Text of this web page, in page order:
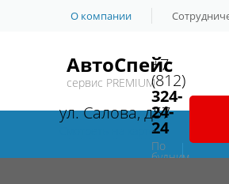
О компании
АвтоСпейс
сервис PREMIUM
+7
(812)
324-
24-
24
По
будним
ул. Салова, д57
Смотреть на карте